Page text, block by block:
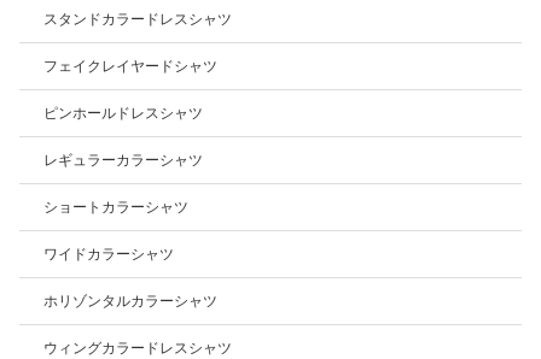
スタンドカラードレスシャツ
フェイクレイヤードシャツ
ピンホールドレスシャツ
レギュラーカラーシャツ
ショートカラーシャツ
ワイドカラーシャツ
ホリゾンタルカラーシャツ
ウィングカラードレスシャツ